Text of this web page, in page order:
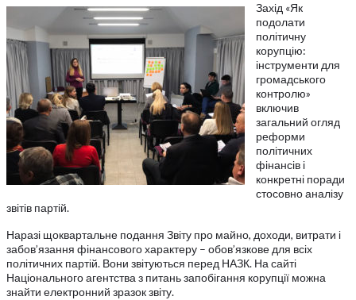
Захід «Як
подолати
політичну
корупцію:
інструменти для
громадського
контролю»
включив
загальний огляд
реформи
політичних
фінансів і
конкретні поради
стосовно аналізу
звітів партій.
Наразі щоквартальне подання Звіту про майно, доходи, витрати і
забов’язання фінансового характеру – обов’язкове для всіх
політичних партій. Вони звітуються перед НАЗК. На сайті
Національного агентства з питань запобігання корупції можна
знайти електронний зразок звіту.